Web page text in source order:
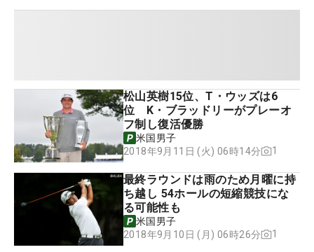
松山英樹15位、T・ウッズは6
位 K・ブラッドリーがプレーオ
フ制し復活優勝
米国男子
2018年9月11日 (火) 06時14分
1
最終ラウンドは雨のため月曜に持
ち越し 54ホールの短縮競技にな
る可能性も
米国男子
2018年9月10日 (月) 06時26分
1